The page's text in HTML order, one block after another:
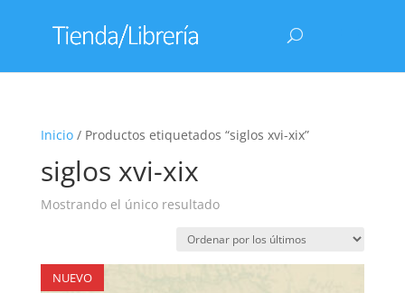
Inicio/ Productos etiquetados “siglos xvi-xix”
siglos xvi-xix
Mostrando el único resultado
NUEVO